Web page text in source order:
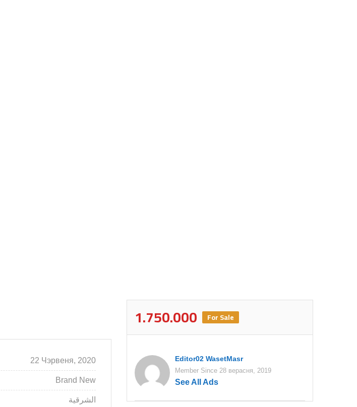
22 Чэрвеня, 2020
Brand New
الشرقية
1.750.000 For Sale
Editor02 WasetMasr
Member Since 28 верасня, 2019
See All Ads